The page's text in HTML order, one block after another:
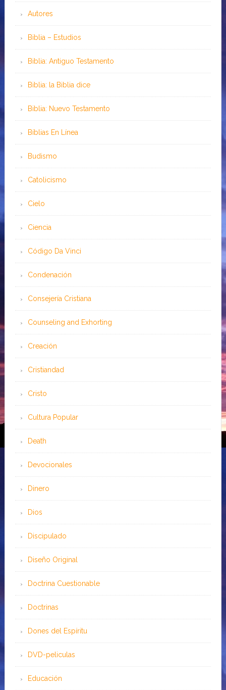
Autores
Biblia – Estudios
Biblia: Antiguo Testamento
Biblia: la Biblia dice
Biblia: Nuevo Testamento
Bíblias En Línea
Budismo
Catolicismo
Cielo
Ciencia
Código Da Vinci
Condenación
Consejería Cristiana
Counseling and Exhorting
Creación
Cristiandad
Cristo
Cultura Popular
Death
Devocionales
Dinero
Dios
Discipulado
Diseño Original
Doctrina Cuestionable
Doctrinas
Dones del Espíritu
DVD-peliculas
Educación